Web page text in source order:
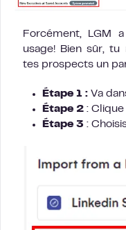
Forcément, LGM
usage! Bien sûr, tu
tes prospects un
Étape 1 : Va
Étape 2 : Clique
Étape 3 :